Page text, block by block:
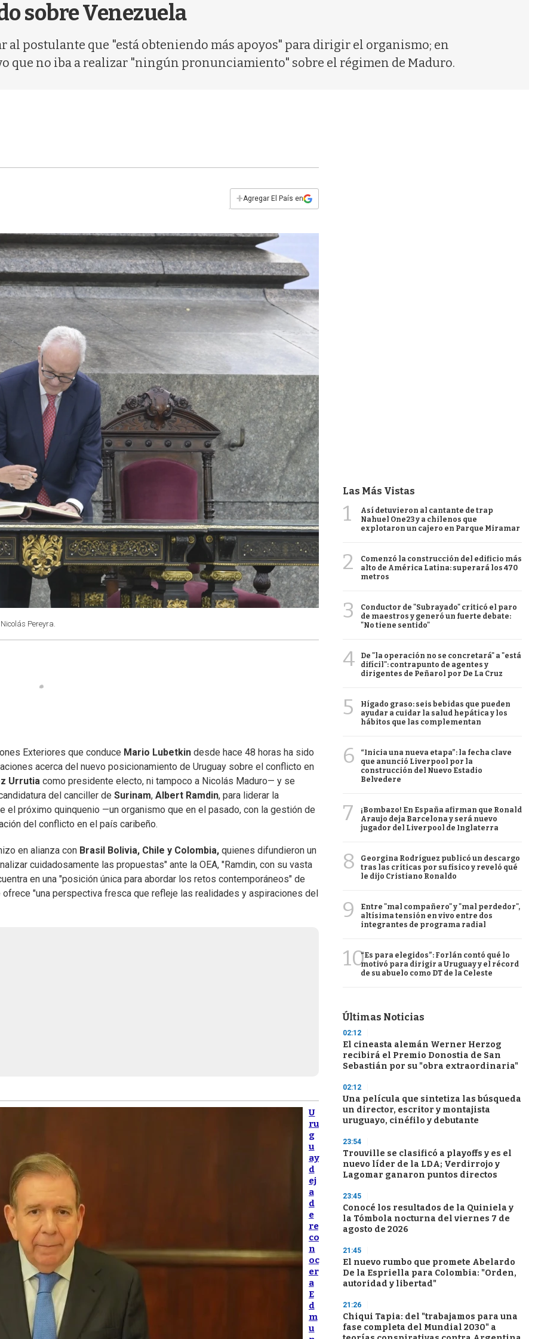
sobre Venezuela
al postulante que "está obteniendo más apoyos" para dirigir el organismo; en
que no iba a realizar "ningún pronunciamiento" sobre el régimen de Maduro.
+Agregar El País en
Nicolás Pereyra.
Exteriores que conduce Mario Lubetkin desde hace 48 horas ha sido
acerca del nuevo posicionamiento de Uruguay sobre el conflicto en
Urrutia como presidente electo, ni tampoco a Nicolás Maduro— y se
del canciller de Surinam, Albert Ramdin, para liderar la
el próximo quinquenio —un organismo que en el pasado, con la gestión de
del conflicto en el país caribeño.
en alianza con Brasil Bolivia, Chile y Colombia, quienes difundieron un
cuidadosamente las propuestas" ante la OEA, "Ramdin, con su vasta
en una "posición única para abordar los retos contemporáneos" de
"una perspectiva fresca que refleje las realidades y aspiraciones del
U
ru
g
u
ay
d
ej
a
d
e
re
co
n
oc
er
a
E
d
m
u
Las Más Vistas
1
Así detuvieron al cantante de trap
Nahuel One23 y a chilenos que
explotaron un cajero en Parque Miramar
2
Comenzó la construcción del edificio más
alto de América Latina: superará los 470
metros
3
Conductor de "Subrayado" criticó el paro
de maestros y generó un fuerte debate:
"No tiene sentido"
4
De "la operación no se concretará" a "está
difícil": contrapunto de agentes y
dirigentes de Peñarol por De La Cruz
5
Hígado graso: seis bebidas que pueden
ayudar a cuidar la salud hepática y los
hábitos que las complementan
6
“Inicia una nueva etapa”: la fecha clave
que anunció Liverpool por la
construcción del Nuevo Estadio
Belvedere
7
¡Bombazo! En España afirman que Ronald
Araujo deja Barcelona y será nuevo
jugador del Liverpool de Inglaterra
8
Georgina Rodríguez publicó un descargo
tras las críticas por su físico y reveló qué
le dijo Cristiano Ronaldo
9
Entre "mal compañero" y "mal perdedor",
altísima tensión en vivo entre dos
integrantes de programa radial
10“Es para elegidos”: Forlán contó qué lo
motivó para dirigir a Uruguay y el récord
de su abuelo como DT de la Celeste
Últimas Noticias
02:12
El cineasta alemán Werner Herzog
recibirá el Premio Donostia de San
Sebastián por su "obra extraordinaria"
02:12
Una película que sintetiza las búsqueda
un director, escritor y montajista
uruguayo, cinéfilo y debutante
23:54
Trouville se clasificó a playoffs y es el
nuevo líder de la LDA; Verdirrojo y
Lagomar ganaron puntos directos
23:45
Conocé los resultados de la Quiniela y
la Tómbola nocturna del viernes 7 de
agosto de 2026
21:45
El nuevo rumbo que promete Abelardo
De la Espriella para Colombia: "Orden,
autoridad y libertad"
21:26
Chiqui Tapia: del "trabajamos para una
fase completa del Mundial 2030" a